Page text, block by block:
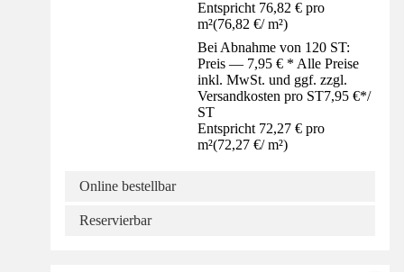
Entspricht 76,82 € pro
m²(76,82 €/ m²)
Bei Abnahme von 120 ST:
Preis — 7,95 € * Alle Preise
inkl. MwSt. und ggf. zzgl.
Versandkosten pro ST7,95 €*/
ST
Entspricht 72,27 € pro
m²(72,27 €/ m²)
Online bestellbar
Reservierbar